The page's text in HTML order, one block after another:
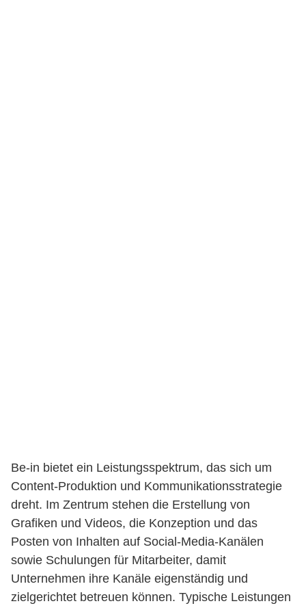
Be-in bietet ein Leistungsspektrum, das sich um
Content-Produktion und Kommunikationsstrategie
dreht. Im Zentrum stehen die Erstellung von
Grafiken und Videos, die Konzeption und das
Posten von Inhalten auf Social-Media-Kanälen
sowie Schulungen für Mitarbeiter, damit
Unternehmen ihre Kanäle eigenständig und
zielgerichtet betreuen können. Typische Leistungen